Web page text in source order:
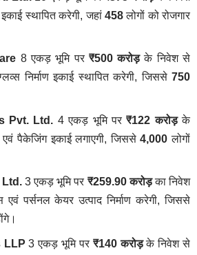
इकाई स्थापित करेगी, जहां 458लोगों को रोजगार
8 एकड़ भूमि पर ₹500 करोड़के निवेश से
निर्माण इकाई स्थापित करेगी, जिससे 750
Pvt. Ltd. 4 एकड़ भूमि पर₹122 करोड़के
पैकेजिंग इकाई लगाएगी, जिससे4,000 लोगों
Ltd.3 एकड़ भूमि पर ₹259.90 करोड़का निवेश
एवं पर्सनल केयर उत्पाद निर्माण करेगी, जिससे
LLP 3 एकड़ भूमि पर ₹140 करोड़के निवेश से